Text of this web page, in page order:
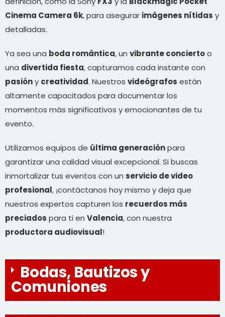
Cinema Camera 6k, para asegurar imágenes nítidas y
detalladas.
Ya sea una boda romántica, un vibrante conciertoo
una divertida fiesta, capturamos cada instante con
pasióny creatividad. Nuestros videógrafos están
altamente capacitados para documentar los
momentos más significativos y emocionantes de tu
evento.
Utilizamos equipos de última generaciónpara
garantizar una calidad visual excepcional. Si buscas
inmortalizar tus eventos con un servicio de video
profesional, ¡contáctanos hoy mismo y deja que
nuestros expertos capturen los recuerdos más
preciados para ti en Valencia, con nuestra
productora audiovisual!
Bodas, Bautizos y
Comuniones